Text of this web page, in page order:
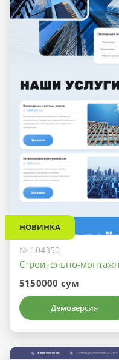
НОВИНКА
№ 104350
Строительно-
5150000 сум
Демоверсия